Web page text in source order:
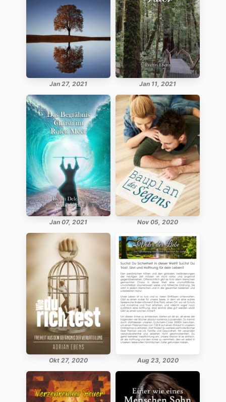
Jan 27, 2021 Jan 11, 2021
Jan 07, 2021 Nov 05, 2020
Okt 27, 2020 Aug 23, 2020